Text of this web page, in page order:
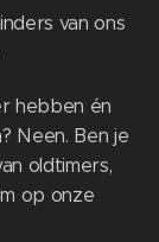
van ons
hebben én
Neen. Ben je
oldtimers,
op onze